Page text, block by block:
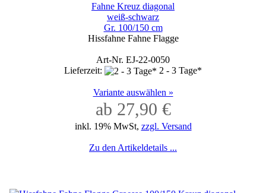
Fahne Kreuz diagonal
weiß-schwarz
Gr. 100/150 cm
Hissfahne Fahne Flagge
Art-Nr. EJ-22-0050
Lieferzeit:
2 - 3 Tage*
Variante auswählen »
ab 27,90 €
inkl. 19% MwSt, zzgl. Versand
Zu den Artikeldetails ...